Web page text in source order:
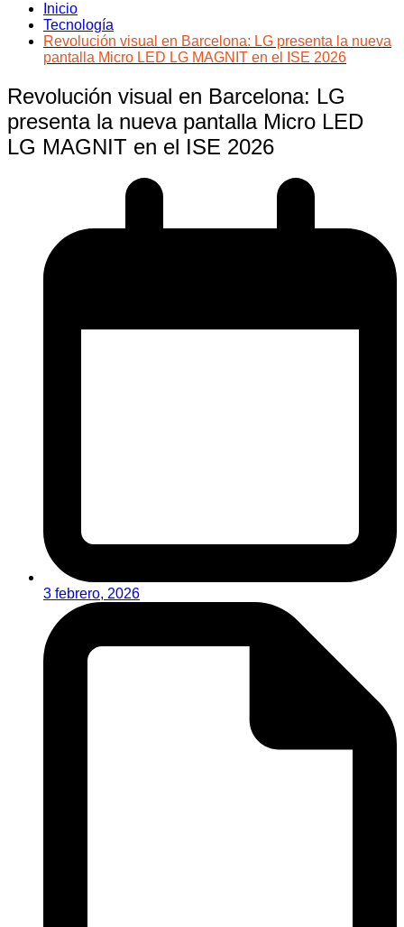
Inicio
Tecnología
Revolución visual en Barcelona: LG presenta la nueva
pantalla Micro LED LG MAGNIT en el ISE 2026
Revolución visual en Barcelona: LG
presenta la nueva pantalla Micro LED
LG MAGNIT en el ISE 2026
3 febrero, 2026